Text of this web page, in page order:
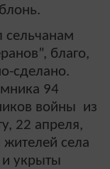
сельчанам
благо,
сделано.
94
войны из
22 апреля,
села
укрыты